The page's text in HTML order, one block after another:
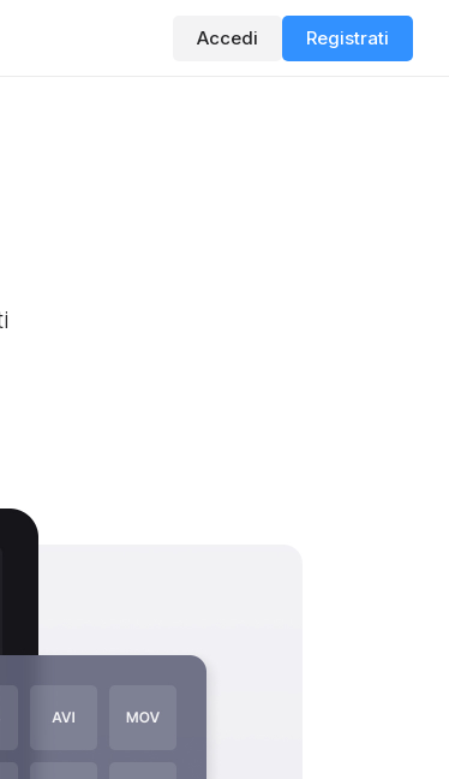
Accedi Registrati